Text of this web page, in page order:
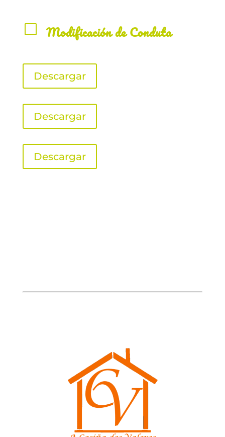
V Modificación de Conduta
Descargar
Descargar
Descargar